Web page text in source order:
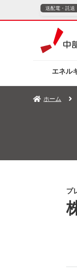
エネル
送配電・託送
TOPペ
TOPペ
ホーム
プ